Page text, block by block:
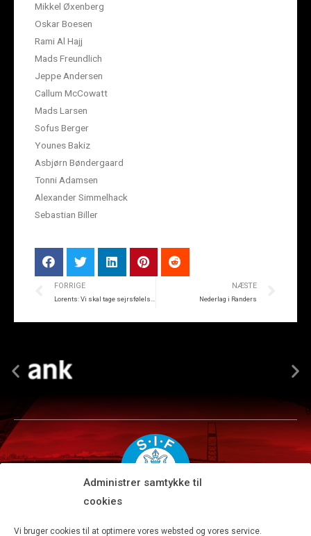
Administrer samtykke til
cookies
Vi bruger cookies til at optimere vores websted og vores service.
Mikkel Øxenberg
Oskar Boesen
Rami Al Hajj
Mads Freundlich
Jeppe Andersen
Callum McCowatt
Mads Larsen
Sofus Berger
Younes Bakiz
Asbjørn Bøndergaard
Tonni Adamsen
Alexander Simmelhack
Sebastian Biller
FORRIGE NÆSTE
Nederlag i Randers